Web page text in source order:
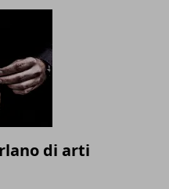
di arti